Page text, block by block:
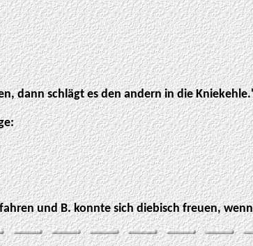
dann schlägt es den andern in die
und B. konnte sich diebisch freuen,